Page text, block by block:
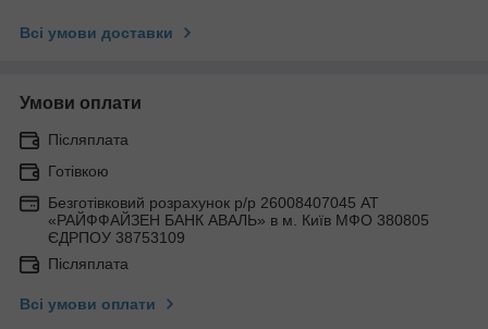
Всі умови доставки
Умови оплати
Післяплата
Готівкою
Безготівковий розрахунок р/р 26008407045 АТ
«РАЙФФАЙЗЕН БАНК АВАЛЬ» в м. Київ МФО 380805
ЄДРПОУ 38753109
Післяплата
Всі умови оплати